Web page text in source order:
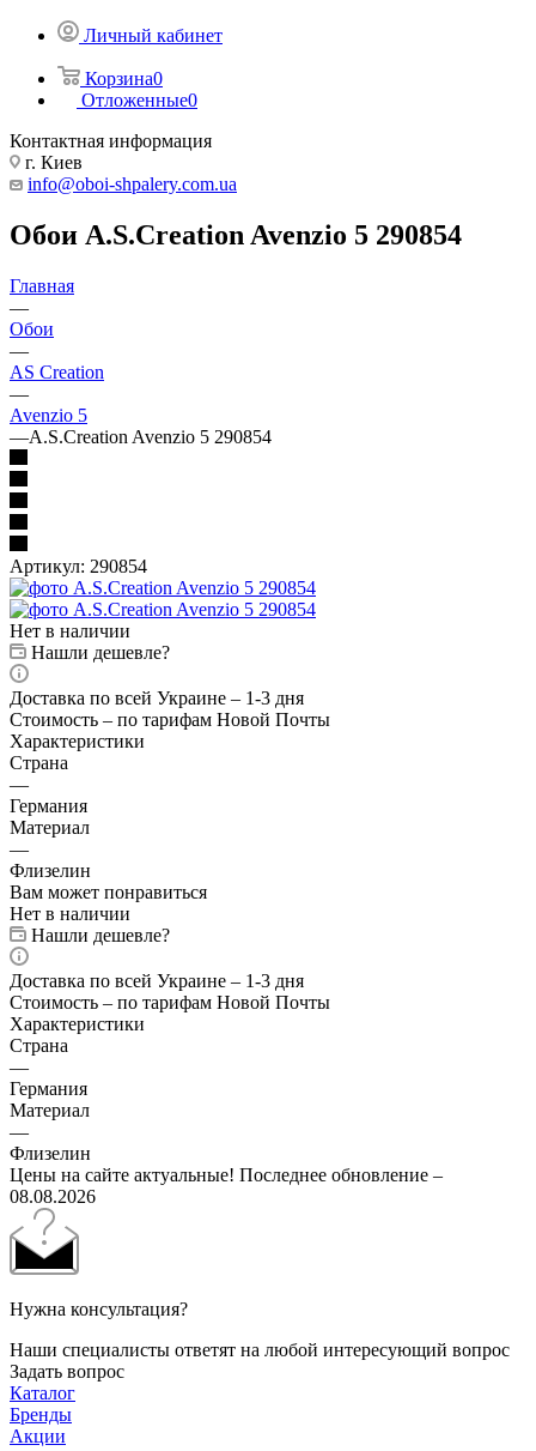
Личный кабинет
Корзина0
Отложенные0
Контактная информация
г. Киев
info@oboi-shpalery.com.ua
Обои A.S.Creation Avenzio 5 290854
Главная
—
Обои
—
AS Creation
—
Avenzio 5
—A.S.Creation Avenzio 5 290854
Артикул: 290854
Нет в наличии
Нашли дешевле?
Доставка по всей Украине – 1-3 дня
Стоимость – по тарифам Новой Почты
Характеристики
Страна
—
Германия
Материал
—
Флизелин
Вам может понравиться
Нет в наличии
Нашли дешевле?
Доставка по всей Украине – 1-3 дня
Стоимость – по тарифам Новой Почты
Характеристики
Страна
—
Германия
Материал
—
Флизелин
Цены на сайте актуальные! Последнее обновление –
08.08.2026
Нужна консультация?
Наши специалисты ответят на любой интересующий вопрос
Задать вопрос
Каталог
Бренды
Акции